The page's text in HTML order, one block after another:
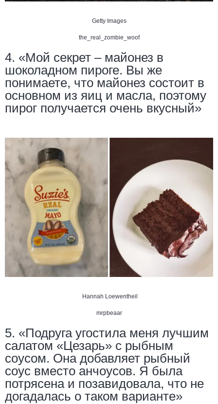
Getty Images
the_real_zombie_woof
4. «Мой секрет – майонез в
шоколадном пироге. Вы же
понимаете, что майонез состоит в
основном из яиц и масла, поэтому
пирог получается очень вкусный»
Hannah Loewentheil
mrpbeaar
5. «Подруга угостила меня лучшим
салатом «Цезарь» с рыбным
соусом. Она добавляет рыбный
соус вместо анчоусов. Я была
потрясена и позавидовала, что не
догадалась о таком варианте»